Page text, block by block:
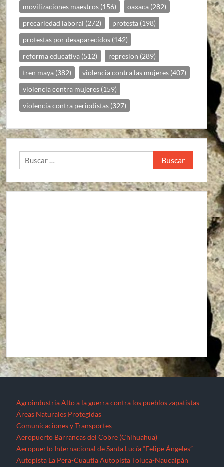
movilizaciones maestros (156) oaxaca (282)
precariedad laboral (272) protesta (198)
protestas por desaparecidos (142)
reforma educativa (512) represion (289)
tren maya (382) violencia contra las mujeres (407)
violencia contra mujeres (159)
violencia contra periodistas (327)
Buscar:
Agroindustria Alto a la guerra contra los pueblos zapatistas
Áreas Naturales Protegidas
Comunicaciones y Transportes
Aeropuerto Barrancas del Cobre (Chihuahua)
Aeropuerto Internacional de Santa Lucía “Felipe Ángeles”
Autopista La Pera-Cuautla Autopista Toluca-Naucalpán